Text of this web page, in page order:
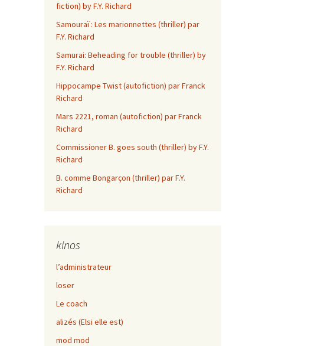
fiction) by F.Y. Richard
Samouraï : Les marionnettes (thriller) par
F.Y. Richard
Samurai: Beheading for trouble (thriller) by
F.Y. Richard
Hippocampe Twist (autofiction) par Franck
Richard
Mars 2221, roman (autofiction) par Franck
Richard
Commissioner B. goes south (thriller) by F.Y.
Richard
B. comme Bongarçon (thriller) par F.Y.
Richard
kinos
l’administrateur
loser
Le coach
alizés (Elsi elle est)
mod mod